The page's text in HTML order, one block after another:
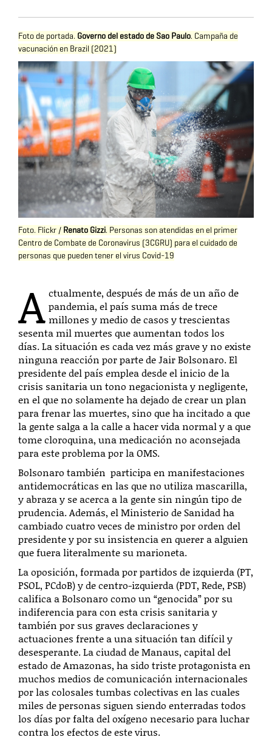
Foto de portada. Governo del estado de Sao Paulo. Campaña de
vacunación en Brazil (2021)
Foto. Flickr / Renato Gizzi. Personas son atendidas en el primer
Centro de Combate de Coronavirus (3CGRU) para el cuidado de
personas que pueden tener el virus Covid-19
A ctualmente, después de más de un año de
pandemia, el país suma más de trece
millones y medio de casos y trescientas
sesenta mil muertes que aumentan todos los
días.La situación es cada vez más grave y no existe
ninguna reacción por parte de Jair Bolsonaro. El
presidente del país emplea desde el inicio de la
crisis sanitaria un tono negacionista y negligente,
en el que no solamente ha dejado de crear un plan
para frenar las muertes, sino que ha incitado a que
la gente salga a la calle a hacer vida normal y a que
tome cloroquina, una medicación no aconsejada
para este problema por la OMS.
Bolsonaro también participa en manifestaciones
antidemocráticas en las que no utiliza mascarilla,
y abraza y se acerca a la gente sin ningún tipo de
prudencia. Además, el Ministerio de Sanidad ha
cambiado cuatro veces de ministro por orden del
presidente y por su insistencia en querer a alguien
que fuera literalmente su marioneta.
La oposición, formada por partidos de izquierda (PT,
PSOL, PCdoB) y de centro-izquierda (PDT, Rede, PSB)
califica a Bolsonaro como un “genocida” por su
indiferencia para con esta crisis sanitaria y
también por sus graves declaraciones y
actuaciones frente a una situación tan difícil y
desesperante. La ciudad de Manaus, capital del
estado de Amazonas, ha sido triste protagonista en
muchos medios de comunicación internacionales
por las colosales tumbas colectivas en las cuales
miles de personas siguen siendo enterradas todos
los días por falta del oxígeno necesario para luchar
contra los efectos de este virus.